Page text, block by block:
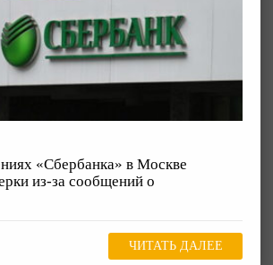
«Сбербанка» в Москве
из-за сообщений о
ЧИТАТЬ ДАЛЕЕ